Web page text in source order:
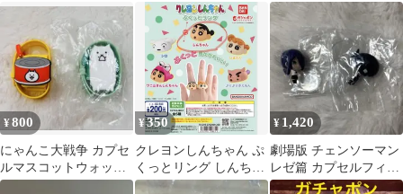
ク 新品
バンダイ ガシャポン
¥800
にゃんこ大戦争 カプセ
ルマスコットウォッチ
ガシャポン BANDAI
¥350
クレヨンしんちゃん ぷ
くっとリング しんちゃ
ん
¥ 1,420
劇場版 チェンソーマン
レゼ篇 カプセルフィギ
ュアコレクション ガチ